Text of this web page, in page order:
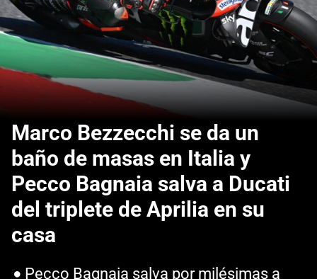
Marco Bezzecchi se da un
baño de masas en Italia y
Pecco Bagnaia salva a Ducati
del triplete de Aprilia en su
casa
Pecco Bagnaia salva por milésimas a